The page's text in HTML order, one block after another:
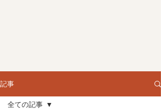
記事
全ての記事